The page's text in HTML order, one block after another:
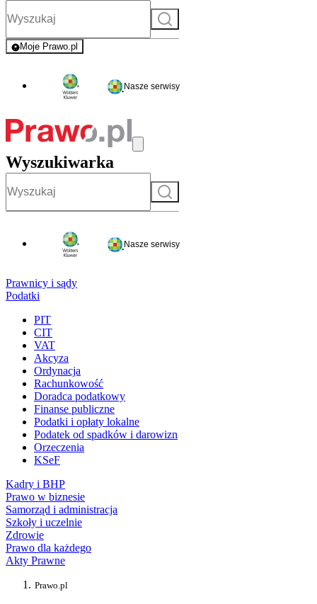
Szukaj
Moje Prawo.pl
- rejestracja i logowanie do serwisu
Nasze serwisy
Wyszukiwarka
Szukaj
Nasze serwisy
Prawnicy i sądy
Podatki
PIT
CIT
VAT
Akcyza
Ordynacja
Rachunkowość
Doradca podatkowy
Finanse publiczne
Podatki i opłaty lokalne
Podatek od spadków i darowizn
Orzeczenia
KSeF
Kadry i BHP
Prawo w biznesie
Samorząd i administracja
Szkoły i uczelnie
Zdrowie
Prawo dla każdego
Akty Prawne
Prawo.pl